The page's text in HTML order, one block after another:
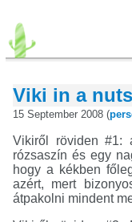
Viki in a
15 September 2008 (
Vikiről röviden #1:
rózsaszín és egy
hogy a kékben
azért, mert
átpakolni mindent